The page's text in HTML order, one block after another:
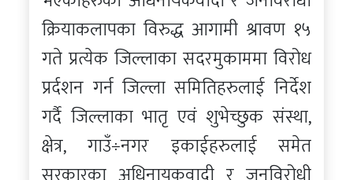
क्रियाकलापका विरुद्ध आगामी श्रावण १५
गते प्रत्येक जिल्लाका सदरमुकाममा विरोध
प्रर्दशन गर्न जिल्ला समितिहरुलाई निर्देश
गर्दै जिल्लाका भातृ एवं शुभेच्छुक संस्था,
क्षेत्र, गाउँ÷नगर इकाईहरुलाई समेत